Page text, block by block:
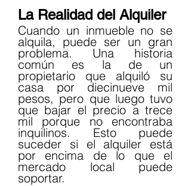
La Realidad del Alquiler
Cuando un inmueble no se
alquila, puede ser un gran
problema. Una historia
común es la de un
propietario que alquiló su
casa por diecinueve mil
pesos, pero que luego tuvo
que bajar el precio a trece
mil porque no encontraba
inquilinos. Esto puede
suceder si el alquiler está
por encima de lo que el
mercado local puede
soportar.